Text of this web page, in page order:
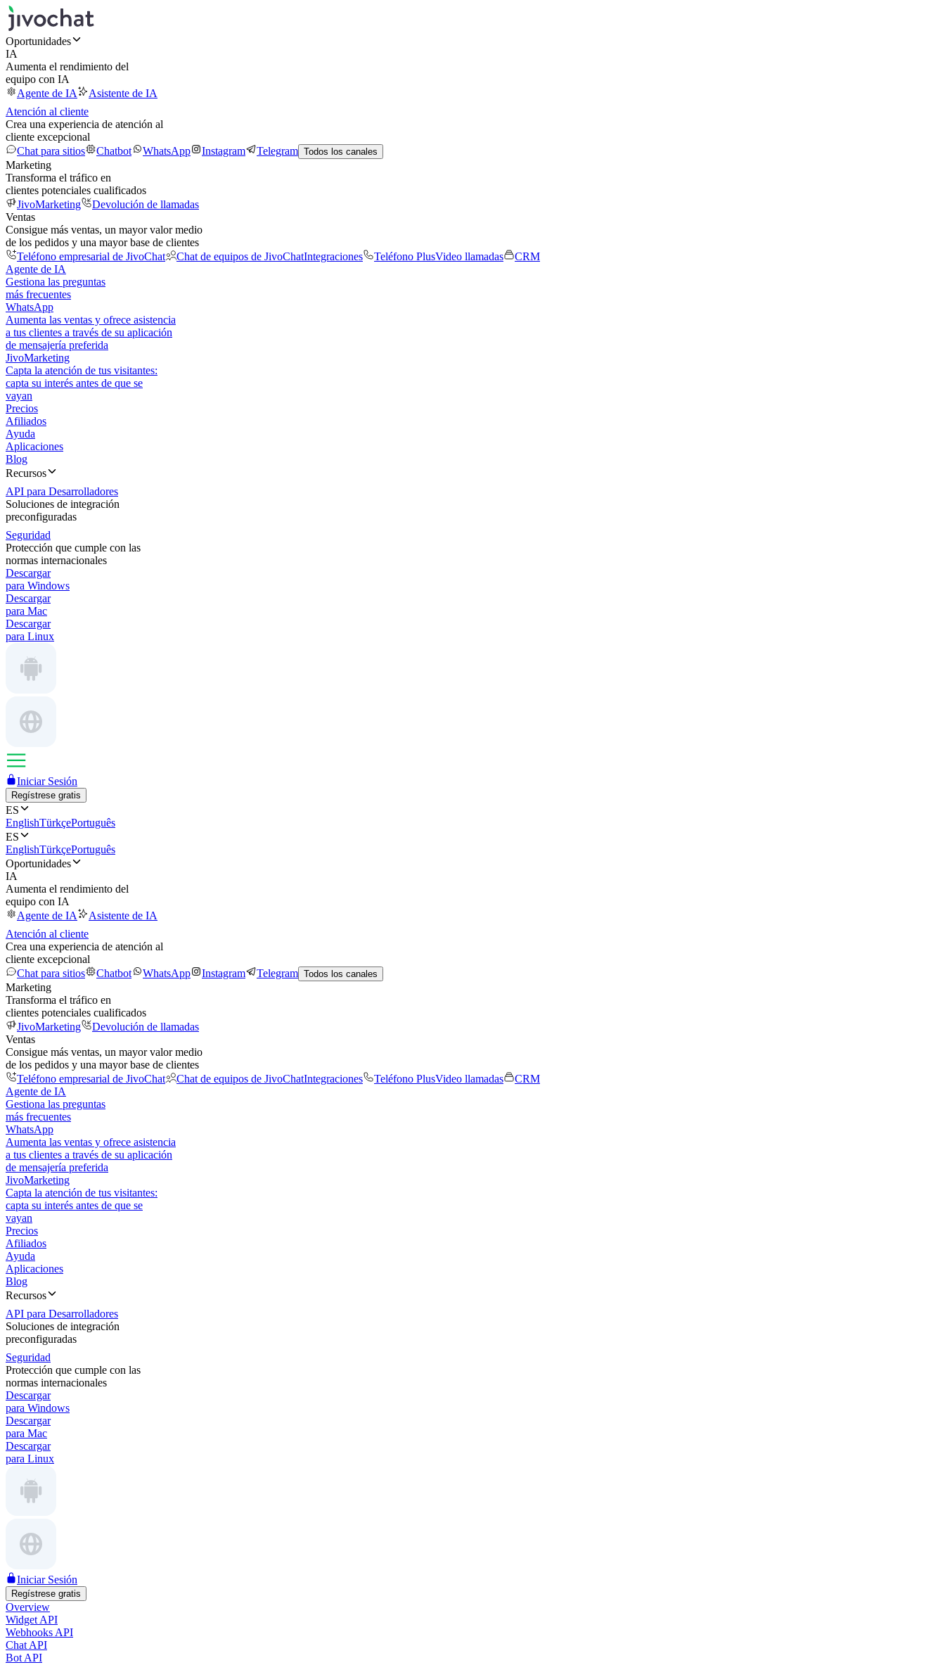
Oportunidades
IA
Aumenta el rendimiento del
equipo con IA
Agente de IA
Asistente de IA
Atención al cliente
Crea una experiencia de atención al
cliente excepcional
Chat para sitios
Chatbot WhatsApp Instagram Telegram Todos los canales
Marketing
Transforma el tráfico en
clientes potenciales cualificados
JivoMarketing
Devolución de llamadas
Ventas
Consigue más ventas, un mayor valor medio
de los pedidos y una mayor base de clientes
Teléfono empresarial de JivoChat
Chat de equipos de JivoChatIntegraciones Teléfono PlusVideo llamadas
CRM
Agente de IA
Gestiona las preguntas
más frecuentes
WhatsApp
Aumenta las ventas y ofrece asistencia
a tus clientes a través de su aplicación
de mensajería preferida
JivoMarketing
Capta la atención de tus visitantes:
capta su interés antes de que se
vayan
Precios
Afiliados
Ayuda
Aplicaciones
Blog
Recursos
API para Desarrolladores
Soluciones de integración
preconfiguradas
Seguridad
Protección que cumple con las
normas internacionales
Descargar
para Windows
Descargar
para Mac
Descargar
para Linux
Iniciar Sesión
Regístrese gratis
ES
EnglishTürkçePortuguês
ES
EnglishTürkçePortuguês
Oportunidades
IA
Aumenta el rendimiento del
equipo con IA
Agente de IA
Asistente de IA
Atención al cliente
Crea una experiencia de atención al
cliente excepcional
Chat para sitios
Chatbot WhatsApp Instagram Telegram Todos los canales
Marketing
Transforma el tráfico en
clientes potenciales cualificados
JivoMarketing
Devolución de llamadas
Ventas
Consigue más ventas, un mayor valor medio
de los pedidos y una mayor base de clientes
Teléfono empresarial de JivoChat
Chat de equipos de JivoChatIntegraciones Teléfono PlusVideo llamadas
CRM
Agente de IA
Gestiona las preguntas
más frecuentes
WhatsApp
Aumenta las ventas y ofrece asistencia
a tus clientes a través de su aplicación
de mensajería preferida
JivoMarketing
Capta la atención de tus visitantes:
capta su interés antes de que se
vayan
Precios
Afiliados
Ayuda
Aplicaciones
Blog
Recursos
API para Desarrolladores
Soluciones de integración
preconfiguradas
Seguridad
Protección que cumple con las
normas internacionales
Descargar
para Windows
Descargar
para Mac
Descargar
para Linux
Iniciar Sesión
Regístrese gratis
Overview
Widget API
Webhooks API
Chat API
Bot API